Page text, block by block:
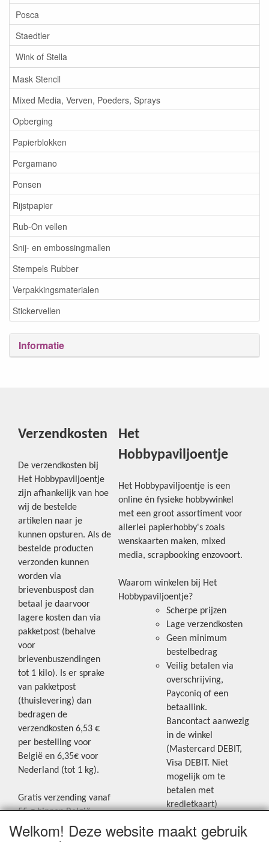
Posca
Staedtler
Wink of Stella
Mask Stencil
Mixed Media, Verven, Poeders, Sprays
Opberging
Papierblokken
Pergamano
Ponsen
Rijstpapier
Rub-On vellen
Snij- en embossingmallen
Stempels Rubber
Verpakkingsmaterialen
Stickervellen
Informatie
Verzendkosten
De verzendkosten bij
Het Hobbypaviljoentje
zijn afhankelijk van hoe
wij de bestelde
artikelen naar je
kunnen opsturen. Als de
bestelde producten
verzonden kunnen
worden via
brievenbuspost dan
betaal je daarvoor
lagere kosten dan via
pakketpost (behalve
voor
brievenbuszendingen
tot 1 kilo). Is er sprake
van pakketpost
(thuislevering) dan
bedragen de
verzendkosten 6,53 €
per bestelling voor
België en 6,35€ voor
Nederland (tot 1 kg).
Gratis verzending vanaf
55 € binnen België.
Gratis verzending vanaf
65 € naar Nederland.
Het
Hobbypaviljoentje
Het Hobbypaviljoentje is een
online én fysieke hobbywinkel
met een groot assortiment voor
allerlei papierhobby's zoals
wenskaarten maken, mixed
media, scrapbooking enzovoort.
Waarom winkelen bij Het
Hobbypaviljoentje?
Scherpe prijzen
Lage verzendkosten
Geen minimum
bestelbedrag
Veilig betalen via
overschrijving,
Payconiq of een
betaallink.
Bancontact aanwezig
in de winkel
(Mastercard DEBIT,
Visa DEBIT. Niet
mogelijk om te
betalen met
kredietkaart)
Blijf op de hoogte van de laatste
Welkom! Deze website maakt gebruik